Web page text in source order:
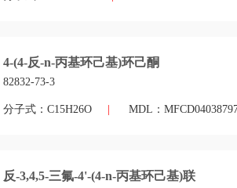
4-(4-反-n-丙基环己基)环己酮
82832-73-3
分子式：C15H26O MDL：
反-3,4,5-三氟-4'-(4-n-丙基环己基)联